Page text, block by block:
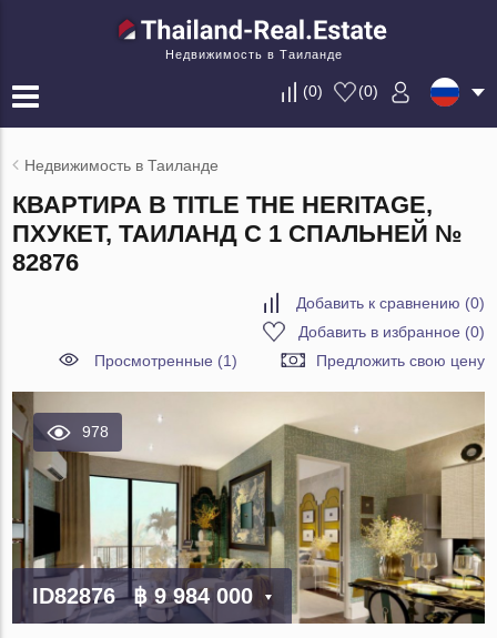
Недвижимость в Таиланде
(0) (0)
Недвижимость в Таиланде
КВАРТИРА В TITLE THE HERITAGE,
ПХУКЕТ, ТАИЛАНД С 1 СПАЛЬНЕЙ №
82876
Добавить к сравнению (0)
Добавить в избранное (0)
Просмотренные (1)
Предложить свою цену
978
ID82876 ฿ 9 984 000